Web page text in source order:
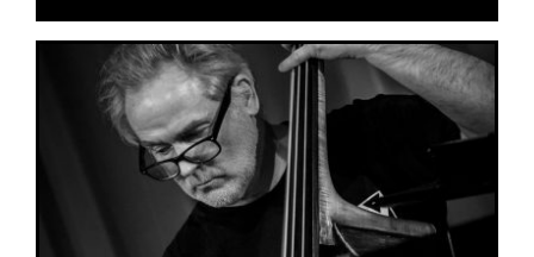
IN
NIEUW
VENSTER